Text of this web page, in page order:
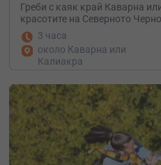
Греби с каяк край Каварна
красотите на Северното
3 часа
около Каварна или
Калиакра